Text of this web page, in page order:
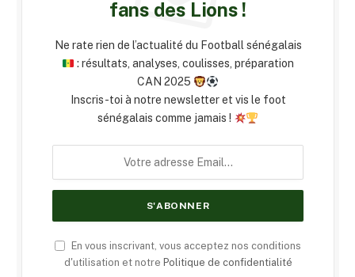
fans des Lions !
Ne rate rien de l’actualité du Football sénégalais
: résultats, analyses, coulisses, préparation
CAN 2025
Inscris-toi à notre newsletter et vis le foot
sénégalais comme jamais !
En vous inscrivant, vous acceptez nos conditions
d'utilisation et notre Politique de confidentialité